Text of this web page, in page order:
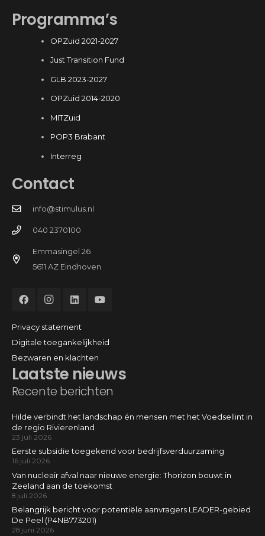
Programma’s
OPZuid 2021-2027
Just Transition Fund
GLB 2023-2027
OPZuid 2014-2020
MITZuid
POP3 Brabant
Interreg
Laatste nieuws
Recente berichten
Hilde verbindt het landschap én mensen met het Voedsellint in
de regio Rivierenland
23 juli 2026
Eerste subsidie toegekend voor bedrijfsverduurzaming
16 juli 2026
Van nucleair afval naar nieuwe energie: Thorizon bouwt in
Zeeland aan de toekomst
8 juli 2026
Belangrijk bericht voor potentiële aanvragers LEADER-gebied
De Peel (P4NB773201)
28 juni 2026
Contact
info@stimulus.nl
040 2370100
Emmasingel 26
5611 AZ Eindhoven
Privacy statement
Digitale toegankelijkheid
Bezwaren en klachten